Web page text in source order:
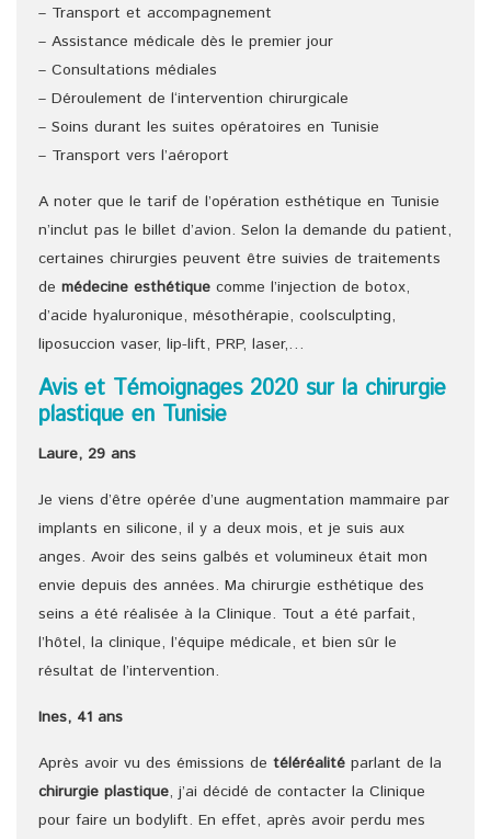
– Transport et accompagnement
– Assistance médicale dès le premier jour
– Consultations médiales
– Déroulement de l‘intervention chirurgicale
– Soins durant les suites opératoires en Tunisie
– Transport vers l’aéroport
A noter que le tarif de l’opération esthétique en Tunisie
n’inclut pas le billet d’avion. Selon la demande du patient,
certaines chirurgies peuvent être suivies de traitements
de médecine esthétique comme l’injection de botox,
d’acide hyaluronique, mésothérapie, coolsculpting,
liposuccion vaser, lip-lift, PRP, laser,…
Avis et Témoignages 2020 sur la chirurgie
plastique en Tunisie
Laure, 29 ans
Je viens d’être opérée d’une augmentation mammaire par
implants en silicone, il y a deux mois, et je suis aux
anges. Avoir des seins galbés et volumineux était mon
envie depuis des années. Ma chirurgie esthétique des
seins a été réalisée à la Clinique. Tout a été parfait,
l’hôtel, la clinique, l’équipe médicale, et bien sûr le
résultat de l’intervention.
Ines, 41 ans
Après avoir vu des émissions de téléréalité parlant de la
chirurgie plastique, j’ai décidé de contacter la Clinique
pour faire un bodylift. En effet, après avoir perdu mes